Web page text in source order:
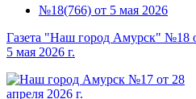
№18(766) от 5 мая 2026
Газета "Наш город Амурск" №18
5 мая 2026 г.